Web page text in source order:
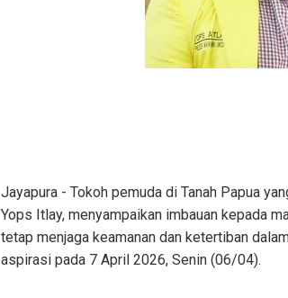
Jayapura - Tokoh pemuda di Tanah Papua
Yops Itlay, menyampaikan imbauan kepada
tetap menjaga keamanan dan ketertiban
aspirasi pada 7 April 2026, Senin (06/04).